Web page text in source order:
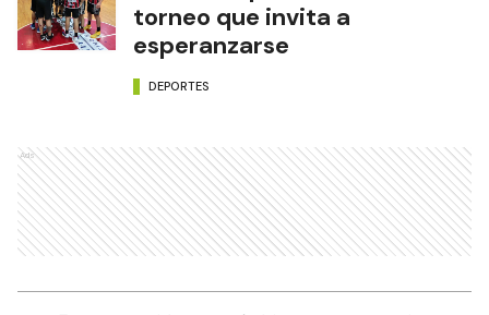
torneo que invita a
esperanzarse
DEPORTES
Ads